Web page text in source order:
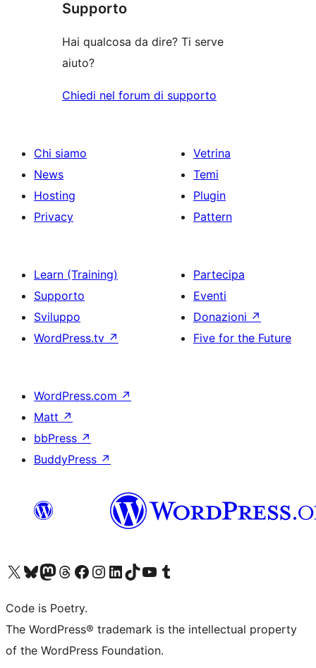
Supporto
Hai qualcosa da dire? Ti serve
aiuto?
Chiedi nel forum di supporto
Chi siamo
News
Hosting
Privacy
Vetrina
Temi
Plugin
Pattern
Learn (Training)
Supporto
Sviluppo
WordPress.tv ↗
Partecipa
Eventi
Donazioni ↗
Five for the Future
WordPress.com ↗
Matt ↗
bbPress ↗
BuddyPress ↗
Visita il nostro account X (ex Twitter)
Visita il nostro account Bluesky
Visita il nostro account Mastodon
Visita il nostro account Threads
Visita la nostra pagina Facebook
Visita il nostro account Instagram
Visita il nostro account LinkedIn
Visita il nostro account TikTok
Visita il nostro canale YouTube
Visita il nostro account Tumblr
Code is Poetry.
The WordPress® trademark is the intellectual property
of the WordPress Foundation.